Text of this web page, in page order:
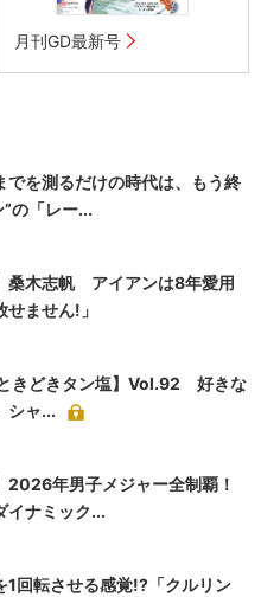
月刊GD最新号
でを測るだけの時代は、もう終
の「レー...
桑木志帆 アイアンは8年愛用
せません!」
ときどきタン塩】Vol.92 好きな
シャ...
2026年男子メジャー全制覇！
イナミック...
1回転させる感覚!?「クルリン